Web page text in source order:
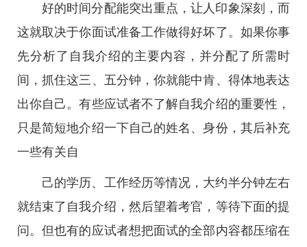
好的时间分配能突出重点，让人印象深刻，而
这就取决于你面试准备工作做得好坏了。如果你事
先分析了自我介绍的主要内容，并分配了所需时
间，抓住这三、五分钟，你就能中肯、得体地表达
出你自己。有些应试者不了解自我介绍的重要性，
只是简短地介绍一下自己的姓名、身份，其后补充
一些有关自
己的学历、工作经历等情况，大约半分钟左右
就结束了自我介绍，然后望着考官，等待下面的提
问。但也有的应试者想把面试的全部内容都压缩在